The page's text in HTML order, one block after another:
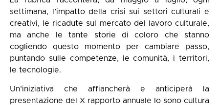
settimana, l’impatto della crisi sui settori culturali e
creativi, le ricadute sul mercato del lavoro culturale,
ma anche le tante storie di coloro che stanno
cogliendo questo momento per cambiare passo,
puntando sulle competenze, le comunità, i territori,
le tecnologie.
Un’iniziativa che affiancherà e anticiperà la
presentazione del X rapporto annuale Io sono cultura